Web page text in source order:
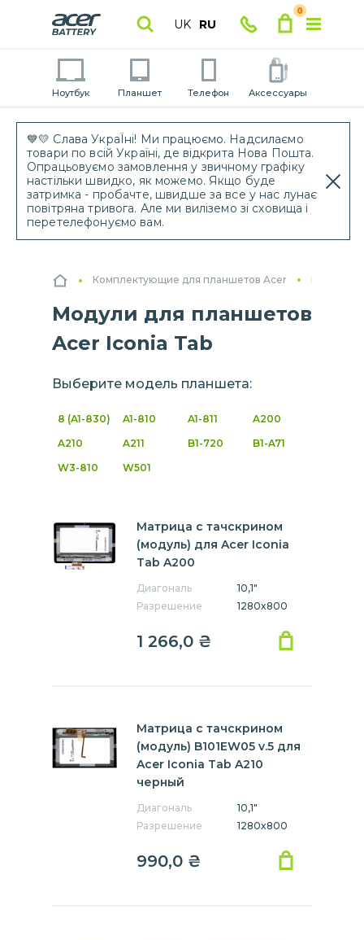
💙💛 Слава УкраЇні! Ми працюємо. Надсилаємо
товари по всій Україні, де відкрита Нова Пошта.
Опрацьовуємо замовлення у звичному графіку
настільки швидко, як можемо. Якщо буде
затримка - пробачте, швидше за все у нас лунає
повітряна тривога. Але ми виліземо зі сховища і
перетелефонуємо вам.
UK RU
0
Ноутбук Планшет Телефон Аксессуары
Комплектующие для планшетов Acer
Модули для планшетов
Acer Iconia Tab
Выберите модель планшета:
8 (A1-830) A1-810 A1-811
A200
A210
A211 B1-720
B1-A71
W3-810
W501
Матрица с тачскрином
(модуль) для Acer Iconia
Tab A200
Диагональ
10,1"
Разрешение
1280x800
1 266,0 ₴
Матрица с тачскрином
(модуль) B101EW05 v.5 для
Acer Iconia Tab A210
черный
Диагональ
10,1"
Разрешение
1280x800
990,0 ₴